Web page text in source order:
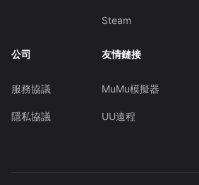
Steam
公司
服務協議
隱私協議
友情鏈接
MuMu模擬器
UU遠程